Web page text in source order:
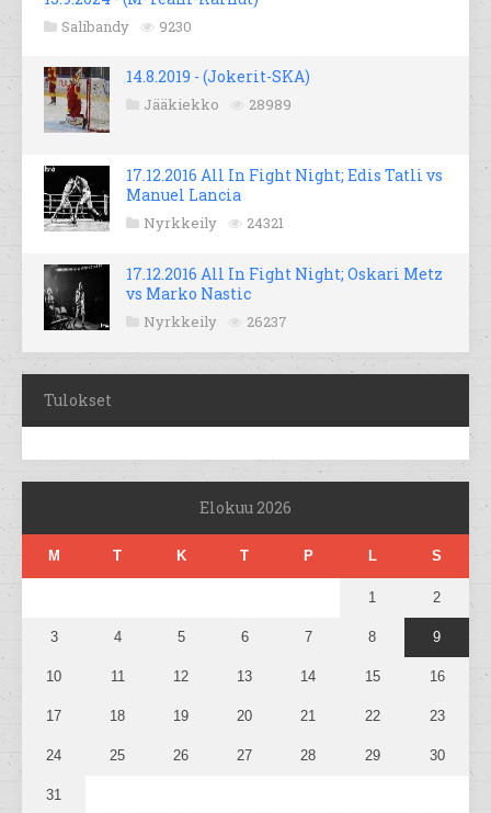
Salibandy 9230
14.8.2019 - (Jokerit-SKA)
Jääkiekko 28989
17.12.2016 All In Fight Night; Edis Tatli vs
Manuel Lancia
Nyrkkeily 24321
17.12.2016 All In Fight Night; Oskari Metz
vs Marko Nastic
Nyrkkeily 26237
Tulokset
Elokuu 2026
M T K T P L S
1 2
3 4 5 6 7 8 9
10 11 12 13 14 15 16
17 18 19 20 21 22 23
24 25 26 27 28 29 30
31